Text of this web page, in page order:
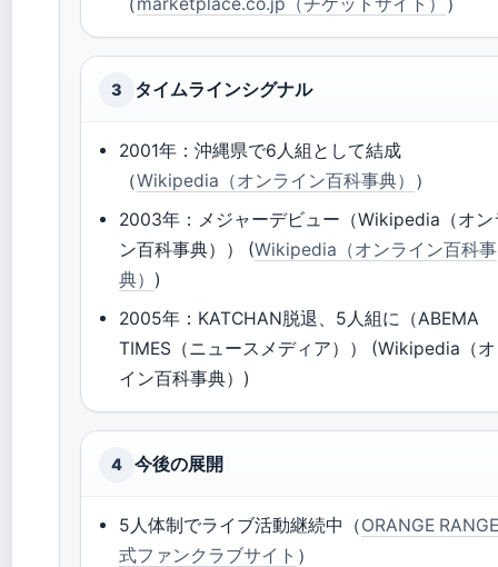
3 タイムラインシグナル
2001年：沖縄県で6人組として結成
（Wikipedia（オンライン百科事典） ）
2003年：メジャーデビュー（Wikipedia（オン
ン百科事典）） (Wikipedia（オンライン百科事
典） )
2005年：KATCHAN脱退、5人組に（ABEMA
TIMES（ニュースメディア）） (Wikipedia（
イン百科事典）)
4 今後の展開
5人体制でライブ活動継続中（ORANGE
式ファンクラブサイト ）